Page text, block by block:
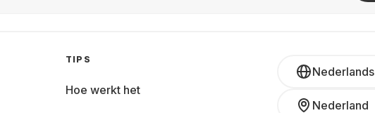
Nederlands
Nederland
TIPS
Hoe werkt het